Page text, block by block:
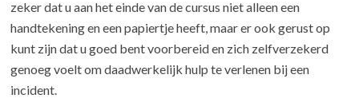
zeker dat u aan het einde van de cursus niet alleen een
handtekening en een papiertje heeft, maar er ook gerust op
kunt zijn dat u goed bent voorbereid en zich zelfverzekerd
genoeg voelt om daadwerkelijk hulp te verlenen bij een
incident.